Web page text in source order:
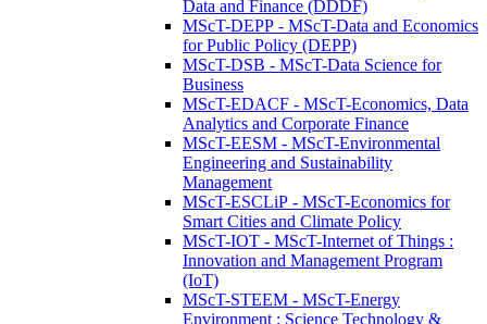
Data and Finance (DDDF)
MScT-DEPP - MScT-Data and Economics
for Public Policy (DEPP)
MScT-DSB - MScT-Data Science for
Business
MScT-EDACF - MScT-Economics, Data
Analytics and Corporate Finance
MScT-EESM - MScT-Environmental
Engineering and Sustainability
Management
MScT-ESCLiP - MScT-Economics for
Smart Cities and Climate Policy
MScT-IOT - MScT-Internet of Things :
Innovation and Management Program
(IoT)
MScT-STEEM - MScT-Energy
Environment : Science Technology &